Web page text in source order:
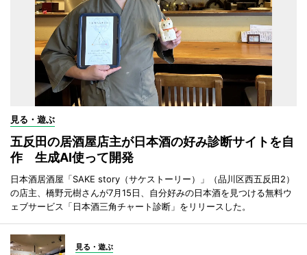
見る・遊ぶ
五反田の居酒屋店主が日本酒の好み診断サイトを自
作 生成AI使って開発
日本酒居酒屋「SAKE story（サケストーリー）」（品川区西五反田2）
の店主、橋野元樹さんが7月15日、自分好みの日本酒を見つける無料ウ
ェブサービス「日本酒三角チャート診断」をリリースした。
見る・遊ぶ